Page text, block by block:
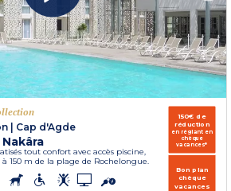
Cap d'Agde
tout confort avec accès piscine,
150 m de la plage de Rochelongue.
150€ de
réduction
en réglant en
chèque
vacances*
Bon plan
chèque
vacances